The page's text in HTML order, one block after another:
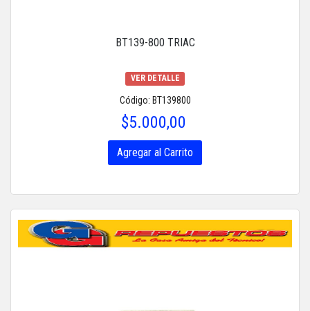
BT139-800 TRIAC
VER DETALLE
Código: BT139800
$5.000,00
Agregar al Carrito